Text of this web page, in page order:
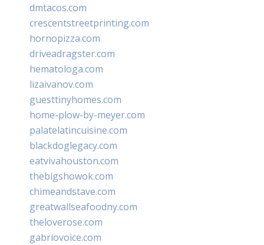
dmtacos.com
crescentstreetprinting.com
hornopizza.com
driveadragster.com
hematologa.com
lizaivanov.com
guesttinyhomes.com
home-plow-by-meyer.com
palatelatincuisine.com
blackdoglegacy.com
eatvivahouston.com
thebigshowok.com
chimeandstave.com
greatwallseafoodny.com
theloverose.com
gabriovoice.com